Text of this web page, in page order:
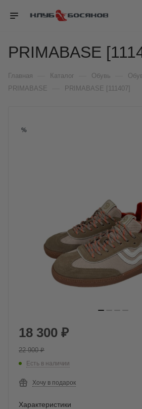
PRIMABASE
Главная Каталог Обувь
PRIMABASE PRIMABASE [111407]
%
18 300 ₽
22 900₽
Есть в наличии
Хочу в подарок
Характеристики